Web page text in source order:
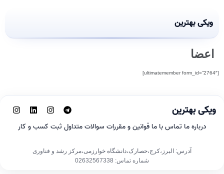
ویکی بهترین
اعضا
[ultimatemember form_id=”2764″]
ویکی بهترین
درباره ما تماس با ماقوانین و مقررات سوالات متداول ثبت کسب و کار
آدرس: البرز،کرج،حصارک،دانشگاه خوارزمی،مرکز رشد و فناوری
شماره تماس: 02632567338